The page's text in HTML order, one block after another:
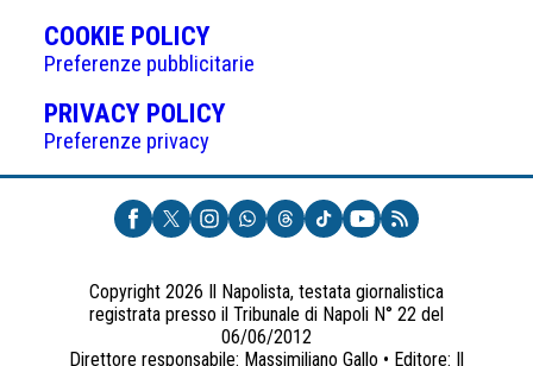
COOKIE POLICY(APRE
IN
UNA
NUOVA
Preferenze pubblicitarie
PRIVACY POLICY(APRE
UNA
NUOVA
SCHEDA)
Preferenze privacy
Copyright 2026 Il Napolista, testata giornalistica
registrata presso il Tribunale di Napoli N° 22 del
06/06/2012
Direttore responsabile: Massimiliano Gallo • Editore: Il